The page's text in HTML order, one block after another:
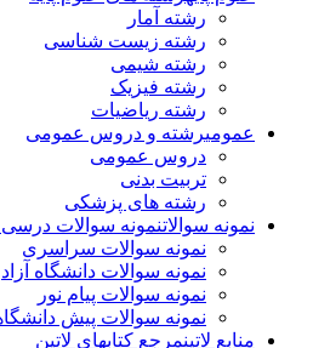
رشته آمار
رشته زیست شناسی
رشته شیمی
رشته فیزیک
رشته ریاضیات
عمومیرشته و دروس عمومی
دروس عمومی
تربیت بدنی
رشته های پزشکی
نمونه سوالاتنمونه سوالات
نمونه سوالات سراسری
نمونه سوالات دانشگاه آزاد
نمونه سوالات پیام نور
نمونه سوالات پیش
منابع لاتینمرجع کتابهای لاتین